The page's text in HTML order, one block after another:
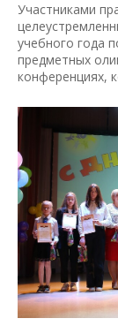
Участниками
учебного года
предметных
конференциях,